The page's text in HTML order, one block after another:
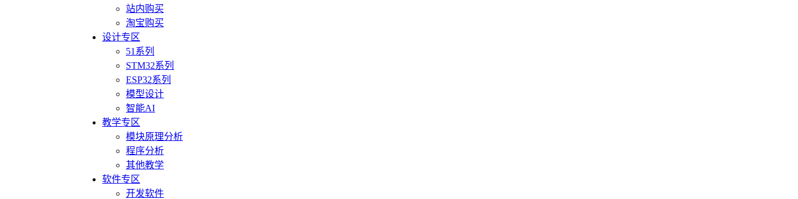
站内购买
淘宝购买
设计专区
51系列
STM32系列
ESP32系列
模型设计
智能AI
教学专区
模块原理分析
程序分析
其他教学
软件专区
开发软件